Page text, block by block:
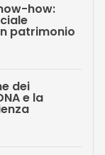
how:
patrimonio
dei
e la